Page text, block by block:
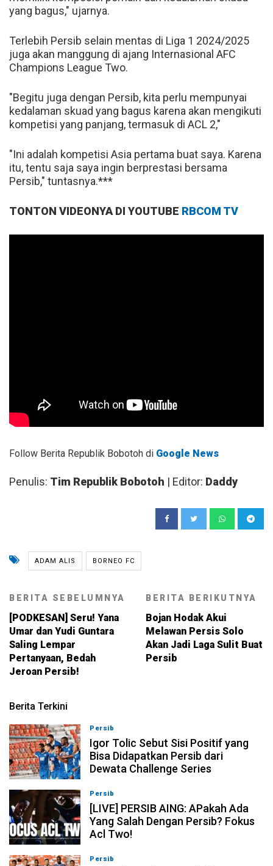
yang bagus," ujarnya.
Terlebih Persib selain mentas di Liga 1 2024/2025
juga akan manggung di ajang Internasional AFC
Champions League Two.
"Begitu juga dengan Persib, kita perlu mempunyai
kedalaman skuad yang bagus karena akan mengikuti
kompetisi yang panjang, termasuk di ACL 2,"
"Ini adalah kompetisi Asia pertama buat saya. Karena
itu, tentu saja saya ingin berprestasi bersama
Persib," tuntasnya.***
TONTON VIDEONYA DI YOUTUBE RBCOM TV
Follow Berita Republik Bobotoh di Google News
Penulis: Tim Republik Bobotoh | Editor: Daddy
ADAM ALIS BORNEO FC
BERITA SEBELUMNYA
[PODKESAN] Seru! Yana
Umar dan Yudi Guntara
Saling Lempar
Pertanyaan, Bedah
Jeroan Persib!
BERITA BERIKUTNYA
Bojan Hodak Akui
Melawan Persis Solo
Akan Jadi Laga Sulit Buat
Persib
Berita Terkini
Persib
Igor Tolic Sebut Sisi Positif yang
Bisa Didapatkan Persib dari
Dewata Challenge Series
Persib
[LIVE] PERSIB AING: APakah Ada
Yang Salah Dengan Persib? Fokus
Acl Two!
Persib